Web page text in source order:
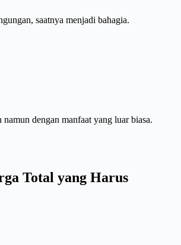
saatnya menjadi bahagia.
dengan manfaat yang luar biasa.
Total yang Harus